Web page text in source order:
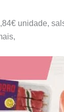
unidade,